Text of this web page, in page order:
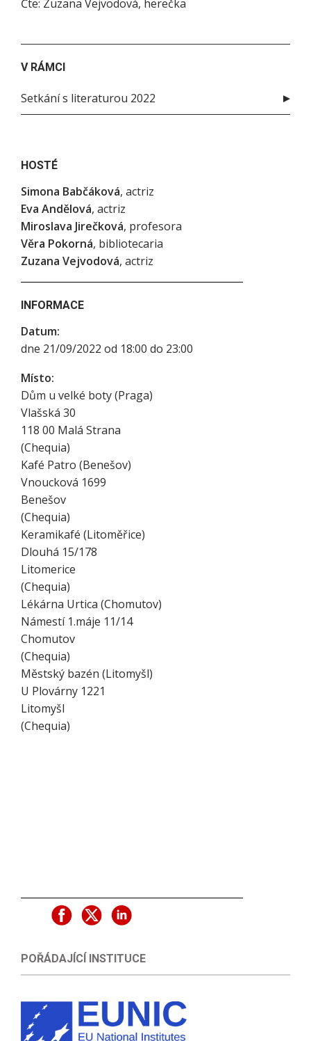
Čte: Zuzana Vejvodová, herečka
V RÁMCI
Setkání s literaturou 2022
HOSTÉ
Simona Babčáková, actriz
Eva Andělová, actriz
Miroslava Jirečková, profesora
Věra Pokorná, bibliotecaria
Zuzana Vejvodová, actriz
INFORMACE
Datum:
dne 21/09/2022 od 18:00 do 23:00
Místo:
Dům u velké boty (Praga)
Vlašská 30
118 00 Malá Strana
(Chequia)
Kafé Patro (Benešov)
Vnoucková 1699
Benešov
(Chequia)
Keramikafé (Litoměřice)
Dlouhá 15/178
Litomerice
(Chequia)
Lékárna Urtica (Chomutov)
Námestí 1.máje 11/14
Chomutov
(Chequia)
Městský bazén (Litomyšl)
U Plovárny 1221
Litomyšl
(Chequia)
POŘÁDAJÍCÍ INSTITUCE